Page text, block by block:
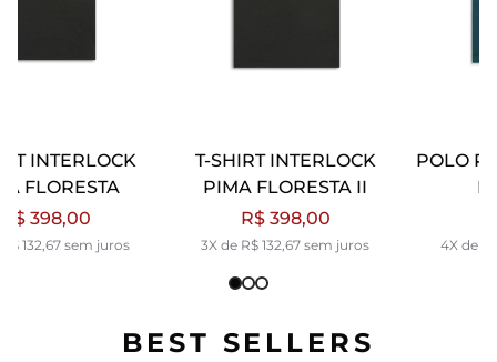
T-SHIRT INTERLOCK
PIMA FLORESTA II
R$ 398,00
3X de R$ 132,67 sem juros
POLO PIMA INTERLOCK
FLORESTA
R$ 489,00
4X de R$ 122,25 sem juros
BEST SELLERS